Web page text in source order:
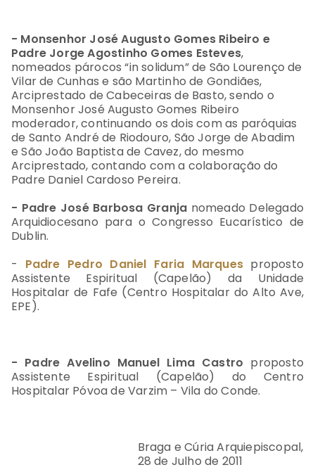
- Monsenhor José Augusto Gomes Ribeiro e
Padre Jorge Agostinho Gomes Esteves,
nomeados párocos “in solidum” de São Lourenço de
Vilar de Cunhas e são Martinho de Gondiães,
Arciprestado de Cabeceiras de Basto, sendo o
Monsenhor José Augusto Gomes Ribeiro
moderador, continuando os dois com as paróquias
de Santo André de Riodouro, São Jorge de Abadim
e São João Baptista de Cavez, do mesmo
Arciprestado, contando com a colaboração do
Padre Daniel Cardoso Pereira.
- Padre José Barbosa Granja nomeado Delegado
Arquidiocesano para o Congresso Eucarístico de
Dublin.
- Padre Pedro Daniel Faria Marques proposto
Assistente Espiritual (Capelão) da Unidade
Hospitalar de Fafe (Centro Hospitalar do Alto Ave,
EPE).
- Padre Avelino Manuel Lima Castro proposto
Assistente Espiritual (Capelão) do Centro
Hospitalar Póvoa de Varzim – Vila do Conde.
Braga e Cúria Arquiepiscopal,
28 de Julho de 2011